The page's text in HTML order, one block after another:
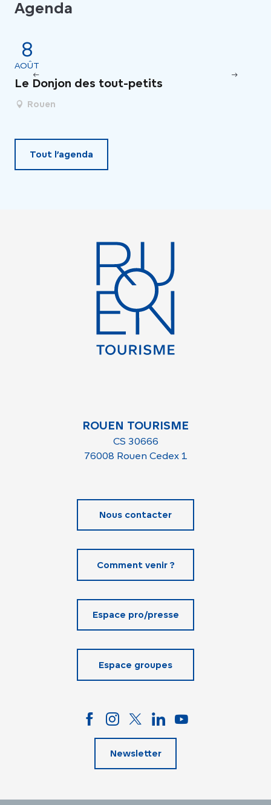
Agenda
8
AOÛT
Le Donjon des tout-petits
Rouen
Tout l’agenda
ROUEN TOURISME
CS 30666
76008 Rouen Cedex 1
Nous contacter
Comment venir ?
Espace pro/presse
Espace groupes
Newsletter